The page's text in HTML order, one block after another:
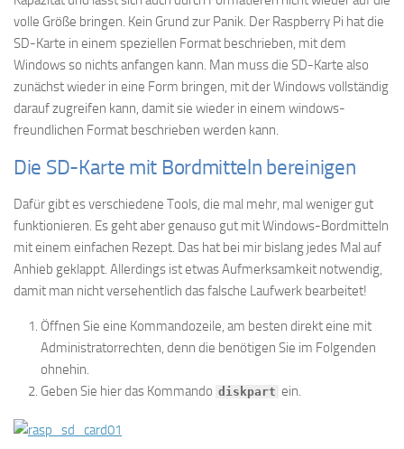
volle Größe bringen. Kein Grund zur Panik. Der Raspberry Pi hat die
SD-Karte in einem speziellen Format beschrieben, mit dem
Windows so nichts anfangen kann. Man muss die SD-Karte also
zunächst wieder in eine Form bringen, mit der Windows vollständig
darauf zugreifen kann, damit sie wieder in einem windows-
freundlichen Format beschrieben werden kann.
Die SD-Karte mit Bordmitteln bereinigen
Dafür gibt es verschiedene Tools, die mal mehr, mal weniger gut
funktionieren. Es geht aber genauso gut mit Windows-Bordmitteln
mit einem einfachen Rezept. Das hat bei mir bislang jedes Mal auf
Anhieb geklappt. Allerdings ist etwas Aufmerksamkeit notwendig,
damit man nicht versehentlich das falsche Laufwerk bearbeitet!
Öffnen Sie eine Kommandozeile, am besten direkt eine mit
Administratorrechten, denn die benötigen Sie im Folgenden
ohnehin.
Geben Sie hier das Kommando diskpart ein.